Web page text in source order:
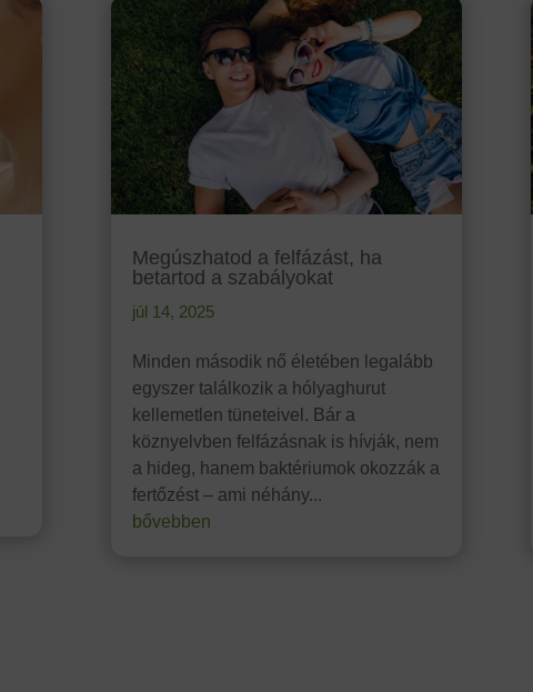
Megúszhatod a felfázást, ha
betartod a szabályokat
júl 14, 2025
Minden második nő életében legalább
egyszer találkozik a hólyaghurut
kellemetlen tüneteivel. Bár a
köznyelvben felfázásnak is hívják, nem
a hideg, hanem baktériumok okozzák a
fertőzést – ami néhány...
bővebben